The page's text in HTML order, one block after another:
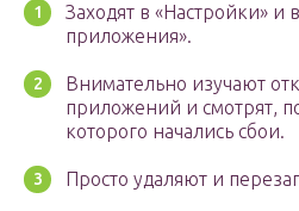
Заходят в «Настройки» и
приложения».
Внимательно изучают
приложений и смотрят,
которого начались сбои.
Просто удаляют и